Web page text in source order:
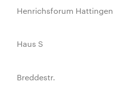
Henrichsforum Hattingen
Haus S
Breddestr.